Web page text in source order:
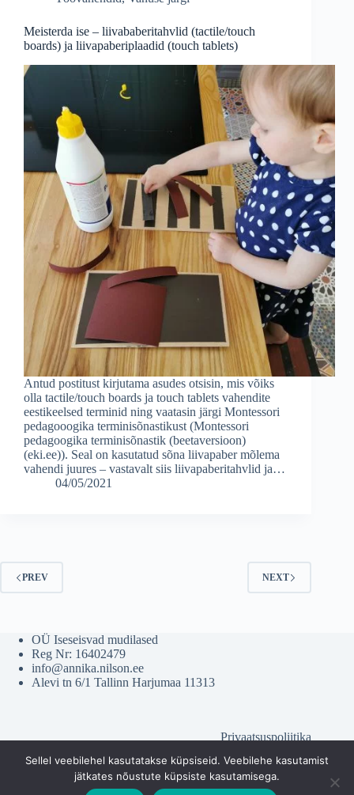
Meisterda ise – liivababeritahvlid (tactile/touch
boards) ja liivapaberiplaadid (touch tablets)
Antud postitust kirjutama asudes otsisin, mis võiks
olla tactile/touch boards ja touch tablets vahendite
eestikeelsed terminid ning vaatasin järgi Montessori
pedagooogika terminisõnastikust (Montessori
pedagoogika terminisõnastik (beetaversioon)
(eki.ee)). Seal on kasutatud sõna liivapaber mõlema
vahendi juures – vastavalt siis liivapaberitahvlid ja…
04/05/2021
PREV NEXT
OÜ Iseseisvad mudilased
Reg Nr: 16402479
info@annika.nilson.ee
Alevi tn 6/1 Tallinn Harjumaa 11313
Privaatsuspoliitika
Sellel veebilehel kasutatakse küpsiseid. Veebilehe kasutamist
jätkates nõustute küpsiste kasutamisega.